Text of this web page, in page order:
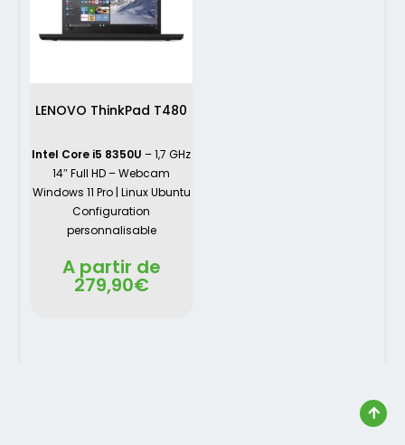
LENOVO ThinkPad T480
Intel Core i5 8350U – 1,7 GHz
14″ Full HD – Webcam
Windows 11 Pro | Linux Ubuntu
Configuration
personnalisable
A partir de
279,90€